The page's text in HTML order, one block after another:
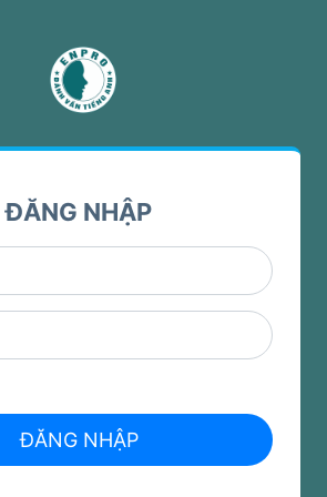
ĐĂNG NHẬP
ĐĂNG NHẬP